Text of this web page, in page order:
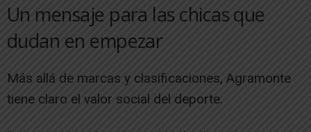
Un mensaje para las chicas que
dudan en empezar
Más allá de marcas y clasificaciones, Agramonte
tiene claro el valor social del deporte.